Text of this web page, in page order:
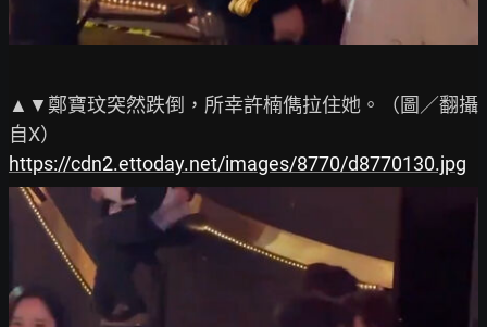
▲▼鄭寶玟突然跌倒，所幸許楠儁拉住她。（圖／翻攝
https://cdn2.ettoday.net/images/8770/d8770130.jpg